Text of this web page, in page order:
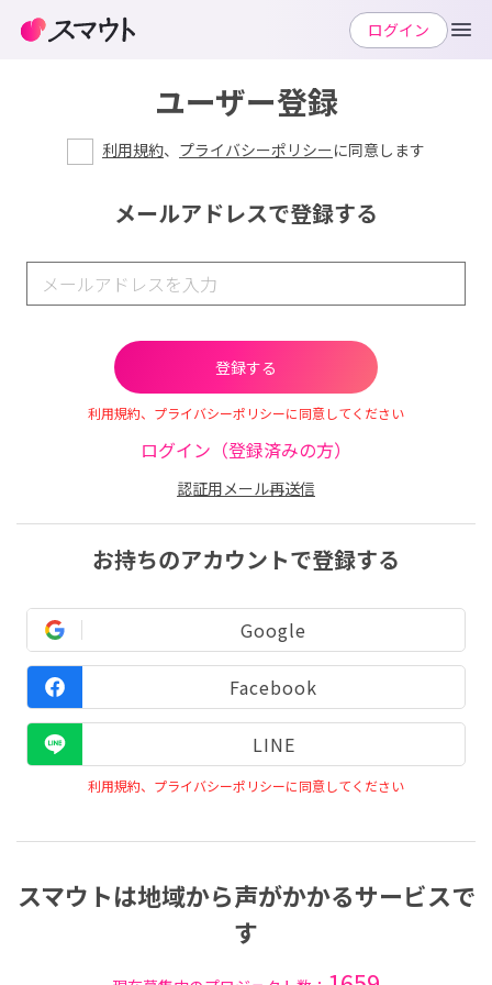
ユーザー登録
利用規約、 プライバシーポリシーに同意します
メールアドレスで登録する
利用規約、プライバシーポリシーに同意してください
ログイン（登録済みの方）
認証用メール再送信
お持ちのアカウントで登録する
Google
Facebook
LINE
利用規約、プライバシーポリシーに同意してください
スマウトは地域から声がかかるサービスで
す
ログイン